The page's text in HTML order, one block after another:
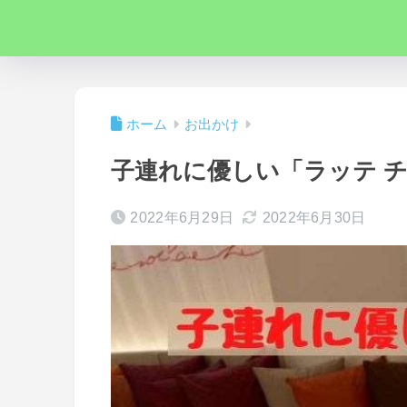
ホーム お出かけ
子連れに優しい「ラッテ
2022年6月29日 2022年6月30日